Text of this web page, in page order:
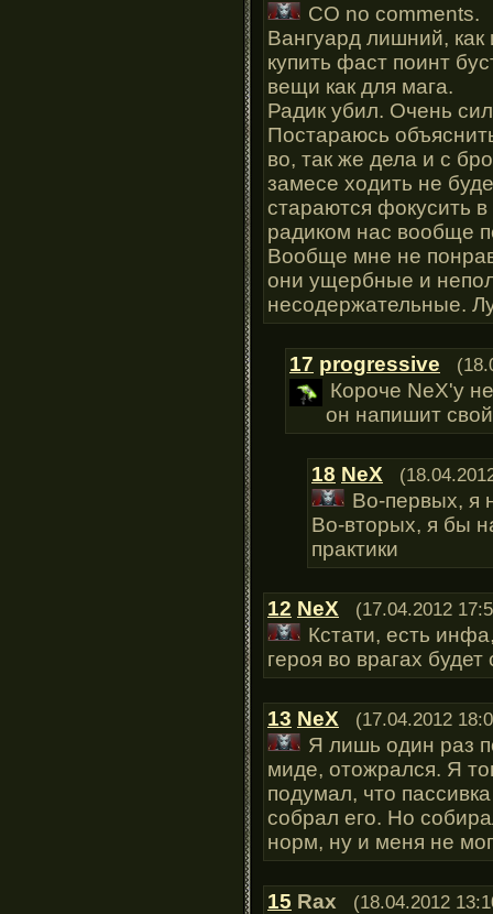
СО no comments.
Вангуард лишний, как
купить фаст поинт
вещи как для мага.
Радик убил. Очень
Постараюсь
во, так же дела и с
замесе ходить не
стараются фокусить
радиком нас вообще
Вообще мне не
они ущербные и
несодержательные.
17 progressive
Короче NeX'у
он напишит
18 NeX
Во-первых, я
Во-вторых, я бы
практики
12 NeX (17.04.2012
Кстати, есть
героя во врагах
13 NeX (17.04.2012
Я лишь один раз
миде, отожрался. Я
подумал, что
собрал его. Но
норм, ну и меня не
15 Rax (18.04.2012